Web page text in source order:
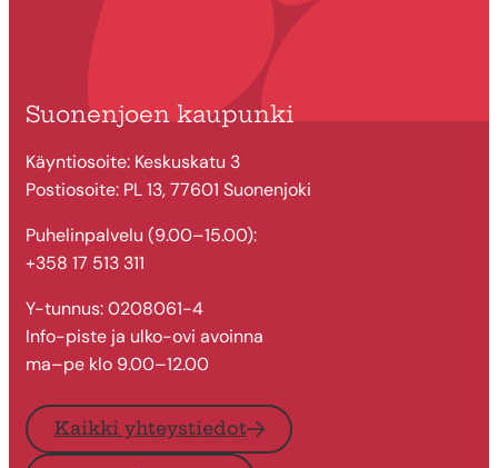
Suonenjoen kaupunki
Käyntiosoite: Keskuskatu 3
Postiosoite: PL 13, 77601 Suonenjoki
Puhelinpalvelu (9.00–15.00):
+358 17 513 311
Y-tunnus: 0208061-4
Info-piste ja ulko-ovi avoinna
ma–pe klo 9.00–12.00
Kaikki yhteystiedot